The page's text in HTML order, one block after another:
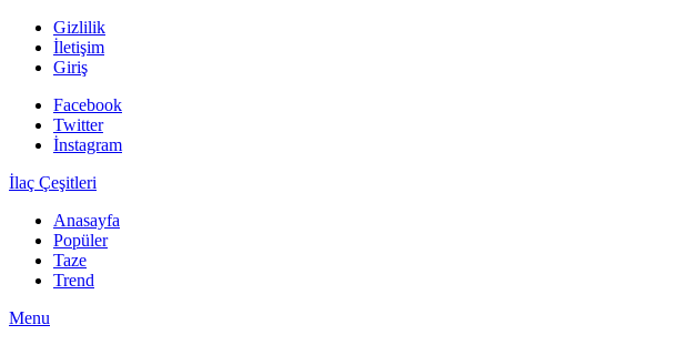
Gizlilik
İletişim
Giriş
Facebook
Twitter
İnstagram
İlaç Çeşitleri
Anasayfa
Popüler
Taze
Trend
Menu